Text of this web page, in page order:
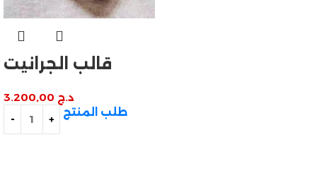
قالب الجرانيت
د.ج
طلب المنتج